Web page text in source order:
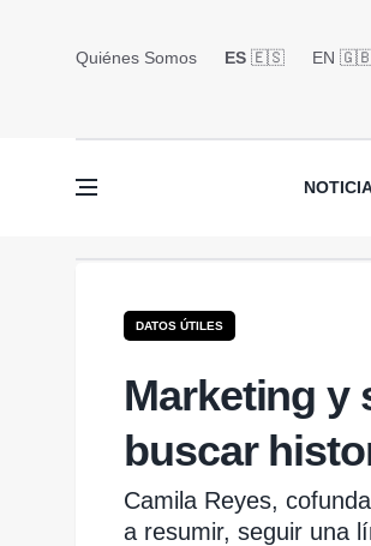
Quiénes Somos ES 🇪🇸 EN
DATOS ÚTILES
Marketing y
buscar
Camila Reyes,
a resumir, seguir una